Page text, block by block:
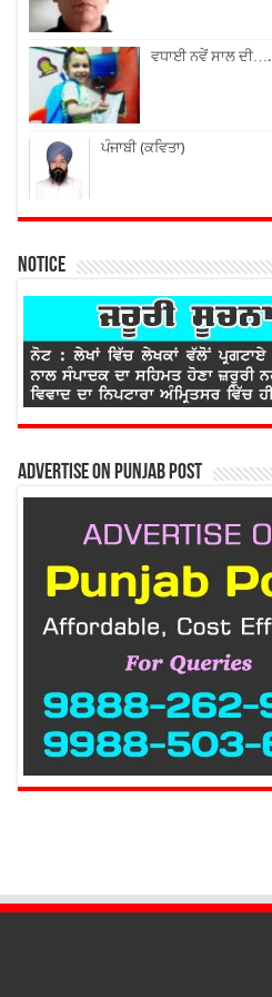
ਵਧਾਈ ਨਵੇਂ ਸਾਲ ਦੀ….
ਪੰਜਾਬੀ (ਕਵਿਤਾ)
Notice
Advertise on Punjab Post